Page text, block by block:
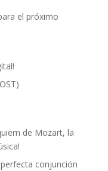
el próximo
de Mozart, la
conjunción